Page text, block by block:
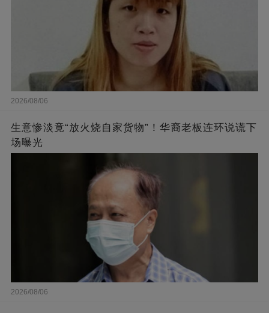
2026/08/06
生意惨淡竟“放火烧自家货物”！华裔老板连环说谎下
场曝光
2026/08/06